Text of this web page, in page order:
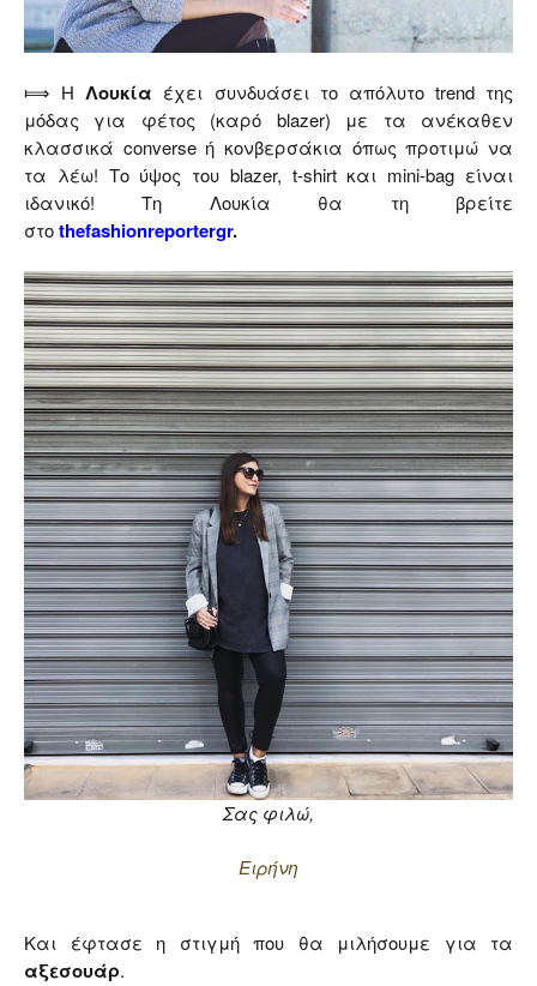
⟾ ΗΛουκία έχει συνδυάσει το απόλυτο trend της
μόδας για φέτος (καρό blazer) με τα ανέκαθεν
κλασσικά converse ή κονβερσάκια όπως προτιμώ να
τα λέω! Το ύψος του blazer, t-shirt και mini-bag είναι
ιδανικό! Τη Λουκία θα τη βρείτε
στοthefashionreportergr.
Σας φιλώ,
Ειρήνη
Και έφτασε η στιγμή που θα μιλήσουμε για τα
αξεσουάρ.